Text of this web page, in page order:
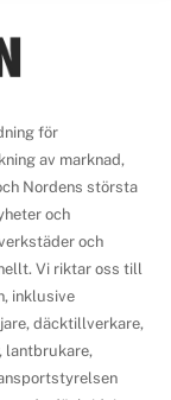
för
av marknad,
Nordens största
och
och
Vi riktar oss till
inklusive
däcktillverkare,
lantbrukare,